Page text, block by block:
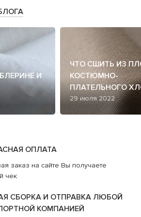
И
ЧТО СШИТЬ ИЗ
КОСТЮМНО-
ПЛАТЕЛЬНОГО
29 июля 2022
ОПЛАТА
заказ на сайте Вы получаете
чек
СБОРКА И ОТПРАВКА ЛЮБОЙ
КОМПАНИЕЙ